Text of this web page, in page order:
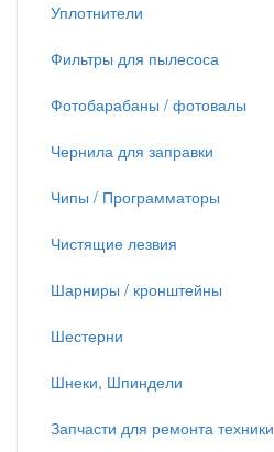
Уплотнители
Фильтры для пылесоса
Фотобарабаны / фотовалы
Чернила для заправки
Чипы / Программаторы
Чистящие лезвия
Шарниры / кронштейны
Шестерни
Шнеки, Шпиндели
Запчасти для ремонта техники